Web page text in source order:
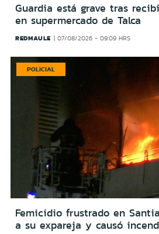
Guardia está grave tras
en supermercado de Talca
REDMAULE 07/08/2026 - 09:09 HRS
POLICIAL
Femicidio frustrado en
a su expareja y causó